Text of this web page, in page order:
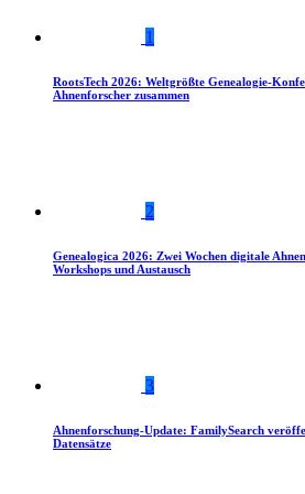
1
RootsTech 2026: Weltgrößte Genealogie-
Ahnenforscher zusammen
2
Genealogica 2026: Zwei Wochen digitale
Workshops und Austausch
3
Ahnenforschung-Update: FamilySearch
Datensätze